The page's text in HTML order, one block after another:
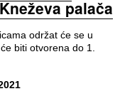
palača
održat će se u
biti otvorena do 1.